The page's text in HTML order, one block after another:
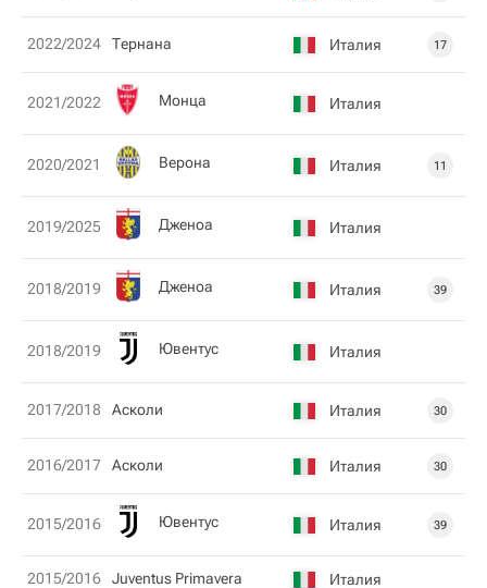
2022/2024 Тернана Италия 17
2021/2022 Монца Италия
2020/2021 Верона Италия 11
2019/2025 Дженоа Италия
2018/2019 Дженоа Италия 39
2018/2019 Ювентус Италия
2017/2018 Асколи Италия 30
2016/2017 Асколи Италия 30
2015/2016 Ювентус Италия 39
2015/2016 Juventus Primavera Италия